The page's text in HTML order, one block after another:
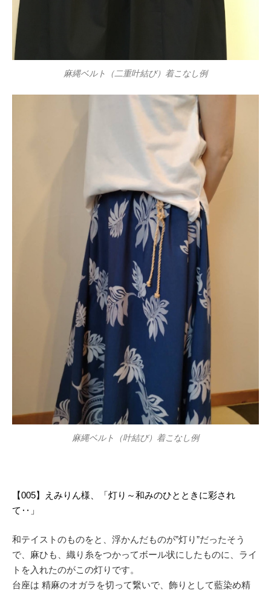
麻縄ベルト（二重叶結び）着こなし例
麻縄ベルト（叶結び）着こなし例
【005】えみりん様、「灯り～和みのひとときに彩され
て‥」
和テイストのものをと、浮かんだものが”灯り”だったそう
で、麻ひも、織り糸をつかってボール状にしたものに、ライ
トを入れたのがこの灯りです。
台座は 精麻のオガラを切って繋いで、飾りとして藍染め精